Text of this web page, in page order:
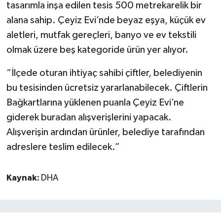
tasarımla inşa edilen tesis 500 metrekarelik bir
alana sahip. Çeyiz Evi’nde beyaz eşya, küçük ev
aletleri, mutfak gereçleri, banyo ve ev tekstili
olmak üzere beş kategoride ürün yer alıyor.
“İlçede oturan ihtiyaç sahibi çiftler, belediyenin
bu tesisinden ücretsiz yararlanabilecek. Çiftlerin
Bağkartlarına yüklenen puanla Çeyiz Evi’ne
giderek buradan alışverişlerini yapacak.
Alışverişin ardından ürünler, belediye tarafından
adreslere teslim edilecek.”
Kaynak: DHA